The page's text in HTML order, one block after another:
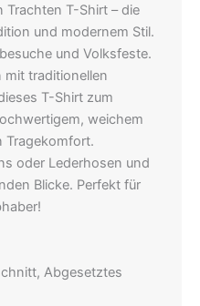
Trachten T-Shirt – die
und modernem Stil.
und Volksfeste.
mit traditionellen
T-Shirt zum
weichem
Tragekomfort.
oder Lederhosen und
Blicke. Perfekt für
Abgesetztes